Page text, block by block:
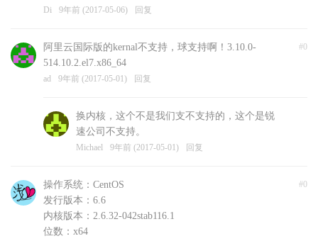
Di 9年前 (2017-05-06) 回复
#0
阿里云国际版的kernal不支持，球支持啊！3.10.0-
514.10.2.el7.x86_64
ad 9年前 (2017-05-01) 回复
换内核，这个不是我们支不支持的，这个是锐
速公司不支持。
Michael 9年前 (2017-05-01) 回复
#0
操作系统：CentOS
发行版本：6.6
内核版本：2.6.32-042stab116.1
位数：x64